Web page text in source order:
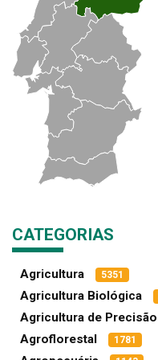
CATEGORIAS
Agricultura 5351
Agricultura Biológica
Agricultura de Precisão
Agroflorestal 1781